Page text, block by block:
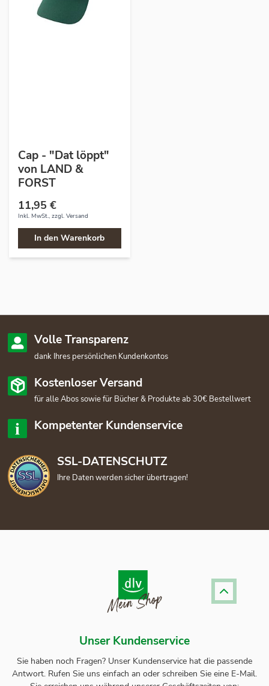
Cap - "Dat löppt"
von LAND &
FORST
11,95 €
Inkl. MwSt., zzgl. Versand
In den Warenkorb
Volle Transparenz
dank Ihres persönlichen Kundenkontos
Kostenloser Versand
für alle Abos sowie für Bücher & Produkte ab 30€ Bestellwert
Kompetenter Kundenservice
SSL-DATENSCHUTZ
Ihre Daten werden sicher übertragen!
Unser Kundenservice
Sie haben noch Fragen? Unser Kundenservice hat die passende
Antwort. Rufen Sie uns einfach an oder schreiben Sie eine E-Mail.